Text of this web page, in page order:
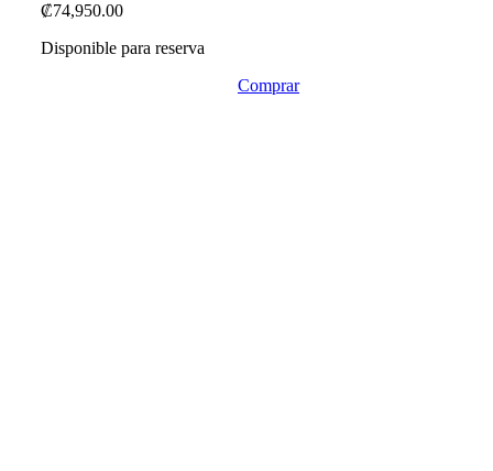
₡74,950.00
Disponible para reserva
Comprar